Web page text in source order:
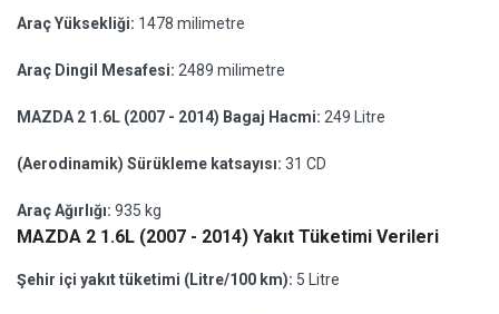
Araç Yüksekliği: 1478 milimetre
Araç Dingil Mesafesi: 2489 milimetre
MAZDA 2 1.6L (2007 - 2014) Bagaj Hacmi: 249 Litre
(Aerodinamik) Sürükleme katsayısı: 31 CD
Araç Ağırlığı: 935 kg
MAZDA 2 1.6L (2007 - 2014) Yakıt Tüketimi Verileri
Şehir içi yakıt tüketimi (Litre/100 km): 5 Litre